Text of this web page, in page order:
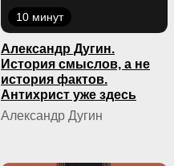
10 минут
Александр Дугин.
История смыслов, а не
история фактов.
Антихрист уже здесь
Александр Дугин